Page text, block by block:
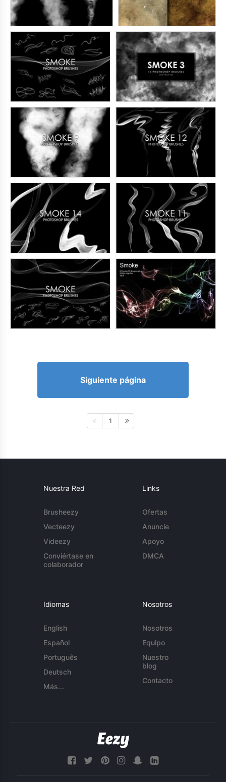
Siguiente página
1
Nuestra Red
Brusheezy
Vecteezy
Videezy
Conviértase en
colaborador
Links
Ofertas
Anuncie
Apoyo
DMCA
Idiomas
English
Español
Português
Deutsch
Más...
Nosotros
Nosotros
Equipo
Nuestro
blog
Contacto